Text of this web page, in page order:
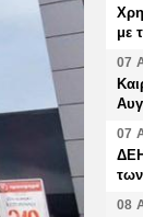
με
07
07
08